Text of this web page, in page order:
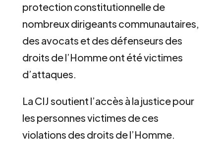
protection constitutionnelle de
nombreux dirigeants communautaires,
des avocats et des défenseurs des
droits de l’Homme ont été victimes
d’attaques.
La CIJ soutient l’accès à la justice pour
les personnes victimes de ces
violations des droits de l’Homme.